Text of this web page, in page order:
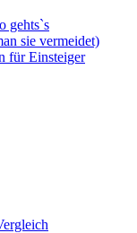
gehts`s
sie vermeidet)
für Einsteiger